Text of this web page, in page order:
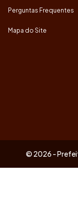
Perguntas Frequentes
Mapa do Site
© 2026 -